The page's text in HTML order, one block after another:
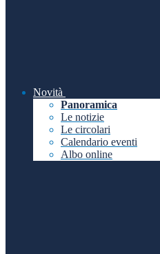
Novità
Panoramica
Le notizie
Le circolari
Calendario eventi
Albo online